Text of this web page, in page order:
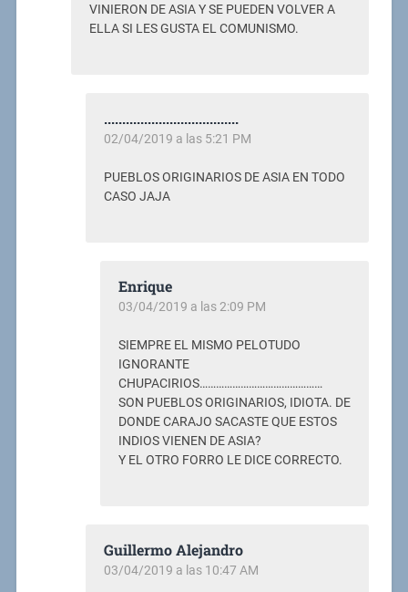
VINIERON DE ASIA Y SE PUEDEN VOLVER A
ELLA SI LES GUSTA EL COMUNISMO.
.....................................
02/04/2019 a las 5:21 PM
PUEBLOS ORIGINARIOS DE ASIA EN TODO
CASO JAJA
Enrique
03/04/2019 a las 2:09 PM
SIEMPRE EL MISMO PELOTUDO
IGNORANTE
CHUPACIRIOS………………………………………
SON PUEBLOS ORIGINARIOS, IDIOTA. DE
DONDE CARAJO SACASTE QUE ESTOS
INDIOS VIENEN DE ASIA?
Y EL OTRO FORRO LE DICE CORRECTO.
Guillermo Alejandro
03/04/2019 a las 10:47 AM